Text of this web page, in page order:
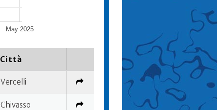
May 2025
Città
Vercelli
Chivasso